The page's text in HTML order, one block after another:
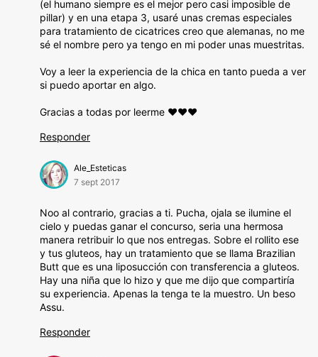
(el humano siempre es el mejor pero casi imposible de
pillar) y en una etapa 3, usaré unas cremas especiales
para tratamiento de cicatrices creo que alemanas, no me
sé el nombre pero ya tengo en mi poder unas muestritas.
Voy a leer la experiencia de la chica en tanto pueda a ver
si puedo aportar en algo.
Gracias a todas por leerme ♥♥♥
Responder
Ale_Esteticas
7 sept 2017
Noo al contrario, gracias a ti. Pucha, ojala se ilumine el
cielo y puedas ganar el concurso, seria una hermosa
manera retribuir lo que nos entregas. Sobre el rollito ese
y tus gluteos, hay un tratamiento que se llama Brazilian
Butt que es una liposucción con transferencia a gluteos.
Hay una niña que lo hizo y que me dijo que compartiría
su experiencia. Apenas la tenga te la muestro. Un beso
Assu.
Responder